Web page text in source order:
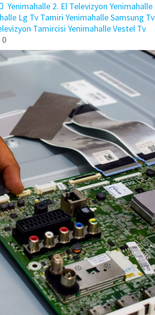
Yenimahalle 2. El Televizyon Yenimahalle
Lg Tv Tamiri Yenimahalle Samsung Tv
Tamircisi Yenimahalle Vestel Tv
0